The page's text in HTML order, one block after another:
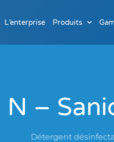
L’enterprise Produits
N –
Détergent